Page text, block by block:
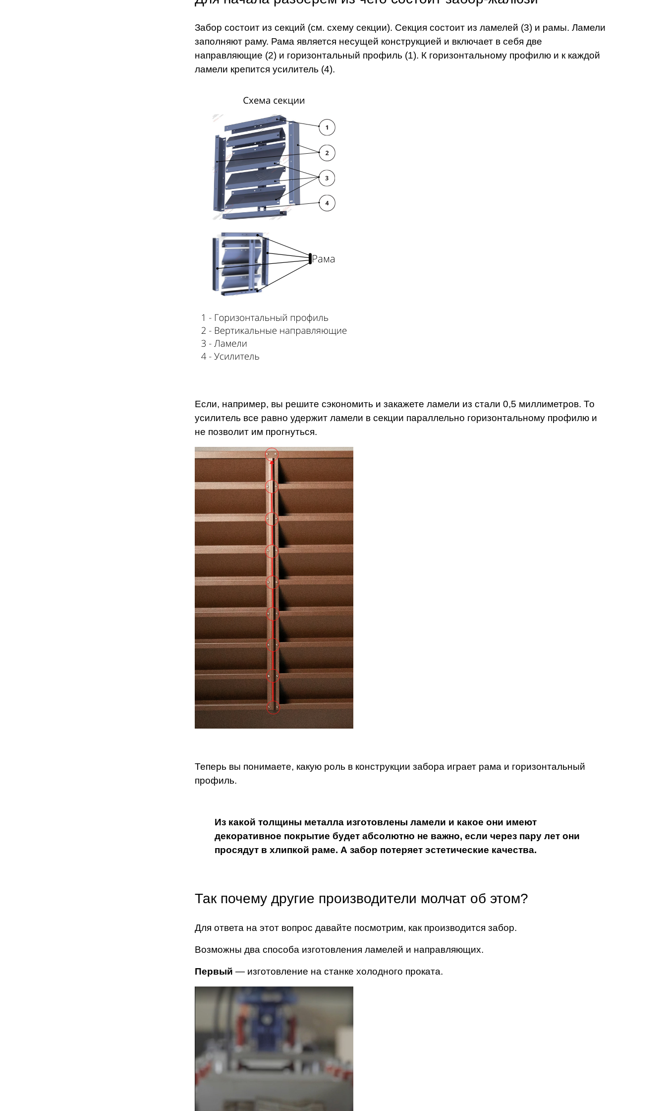
Забор состоит из секций (см. схему секции). Секция состоит из ламелей (3) и рамы. Ламели
заполняют раму. Рама является несущей конструкцией и включает в себя две
направляющие (2) и горизонтальный профиль (1). К горизонтальному профилю и к каждой
ламели крепится усилитель (4).
Если, например, вы решите сэкономить и закажете ламели из стали 0,5 миллиметров. То
усилитель все равно удержит ламели в секции параллельно горизонтальному профилю и
не позволит им прогнуться.
Теперь вы понимаете, какую роль в конструкции забора играет рама и горизонтальный
профиль.
Из какой толщины металла изготовлены ламели и какое они имеют
декоративное покрытие будет абсолютно не важно, если через пару лет они
просядут в хлипкой раме. А забор потеряет эстетические качества.
Так почему другие производители молчат об этом?
Для ответа на этот вопрос давайте посмотрим, как производится забор.
Возможны два способа изготовления ламелей и направляющих.
Первый — изготовление на станке холодного проката.